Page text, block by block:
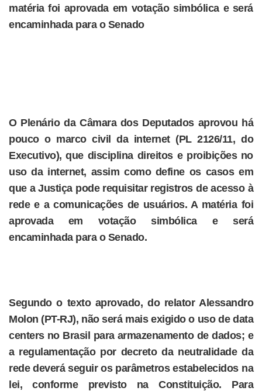
matéria foi aprovada em votação simbólica e será
encaminhada para o Senado
O Plenário da Câmara dos Deputados aprovou há
pouco o marco civil da internet (PL 2126/11, do
Executivo), que disciplina direitos e proibições no
uso da internet, assim como define os casos em
que a Justiça pode requisitar registros de acesso à
rede e a comunicações de usuários. A matéria foi
aprovada em votação simbólica e será
encaminhada para o Senado.
Segundo o texto aprovado, do relator Alessandro
Molon (PT-RJ), não será mais exigido o uso de data
centers no Brasil para armazenamento de dados; e
a regulamentação por decreto da neutralidade da
rede deverá seguir os parâmetros estabelecidos na
lei, conforme previsto na Constituição. Para